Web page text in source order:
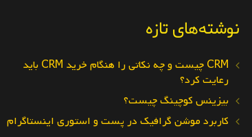
نوشته‌های تازه
CRM چیست و چه نکاتی را هنگام خرید CRM باید
رعایت کرد؟
بیزینس کوچینگ چیست؟
کاربرد موشن گرافیک در پست و استوری اینستاگرام